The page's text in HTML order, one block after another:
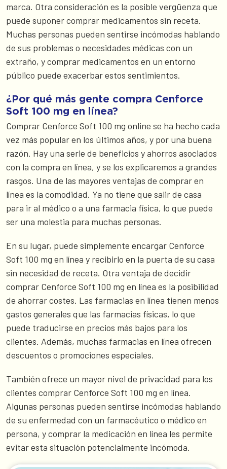
marca. Otra consideración es la posible vergüenza que
puede suponer comprar medicamentos sin receta.
Muchas personas pueden sentirse incómodas hablando
de sus problemas o necesidades médicas con un
extraño, y comprar medicamentos en un entorno
público puede exacerbar estos sentimientos.
¿Por qué más gente compra Cenforce
Soft 100 mg en línea?
Comprar Cenforce Soft 100 mg online se ha hecho cada
vez más popular en los últimos años, y por una buena
razón. Hay una serie de beneficios y ahorros asociados
con la compra en línea, y se los explicaremos a grandes
rasgos. Una de las mayores ventajas de comprar en
línea es la comodidad. Ya no tiene que salir de casa
para ir al médico o a una farmacia física, lo que puede
ser una molestia para muchas personas.
En su lugar, puede simplemente encargar Cenforce
Soft 100 mg en línea y recibirlo en la puerta de su casa
sin necesidad de receta. Otra ventaja de decidir
comprar Cenforce Soft 100 mg en línea es la posibilidad
de ahorrar costes. Las farmacias en línea tienen menos
gastos generales que las farmacias físicas, lo que
puede traducirse en precios más bajos para los
clientes. Además, muchas farmacias en línea ofrecen
descuentos o promociones especiales.
También ofrece un mayor nivel de privacidad para los
clientes comprar Cenforce Soft 100 mg en línea.
Algunas personas pueden sentirse incómodas hablando
de su enfermedad con un farmacéutico o médico en
persona, y comprar la medicación en línea les permite
evitar esta situación potencialmente incómoda.